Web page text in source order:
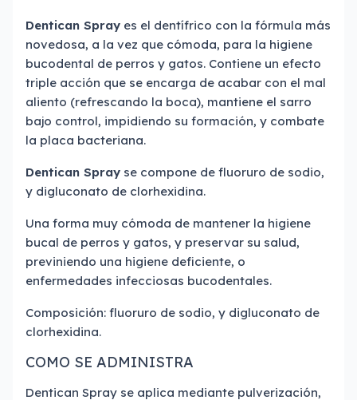
Dentican Spray es el dentífrico con la fórmula más
novedosa, a la vez que cómoda, para la higiene
bucodental de perros y gatos. Contiene un efecto
triple acción que se encarga de acabar con el mal
aliento (refrescando la boca), mantiene el sarro
bajo control, impidiendo su formación, y combate
la placa bacteriana.
Dentican Spray se compone de fluoruro de sodio,
y digluconato de clorhexidina.
Una forma muy cómoda de mantener la higiene
bucal de perros y gatos, y preservar su salud,
previniendo una higiene deficiente, o
enfermedades infecciosas bucodentales.
Composición: fluoruro de sodio, y digluconato de
clorhexidina.
COMO SE ADMINISTRA
Dentican Spray se aplica mediante pulverización,